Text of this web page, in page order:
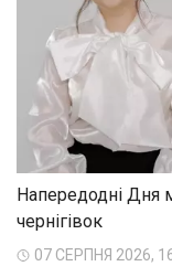
Напередодні Дня
чернігівок
07 СЕРПНЯ 2026,